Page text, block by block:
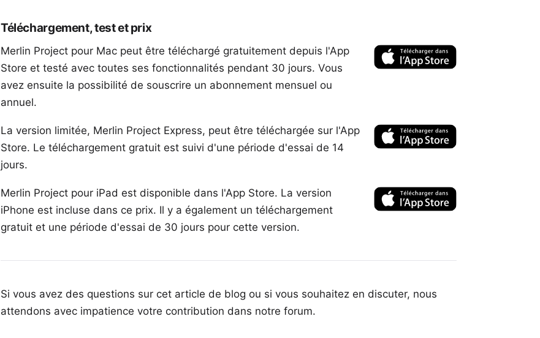
Téléchargement, test et prix
Merlin Project pour Mac peut être téléchargé gratuitement depuis l'App
Store et testé avec toutes ses fonctionnalités pendant 30 jours. Vous
avez ensuite la possibilité de souscrire un abonnement mensuel ou
annuel.
La version limitée, Merlin Project Express, peut être téléchargée sur l'App
Store. Le téléchargement gratuit est suivi d'une période d'essai de 14
jours.
Merlin Project pour iPad est disponible dans l'App Store. La version
iPhone est incluse dans ce prix. Il y a également un téléchargement
gratuit et une période d'essai de 30 jours pour cette version.
Si vous avez des questions sur cet article de blog ou si vous souhaitez en discuter, nous
attendons avec impatience votre contribution dans notre forum.